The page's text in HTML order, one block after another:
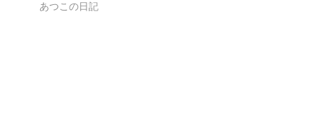
あつこの日記